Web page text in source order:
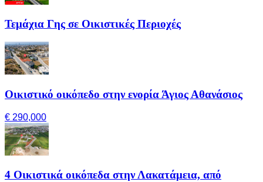
Τεμάχια Γης σε Οικιστικές Περιοχές
Οικιστικό οικόπεδο στην ενορία Άγιος Αθανάσιος
€ 290,000
4 Οικιστικά οικόπεδα στην Λακατάμεια, από